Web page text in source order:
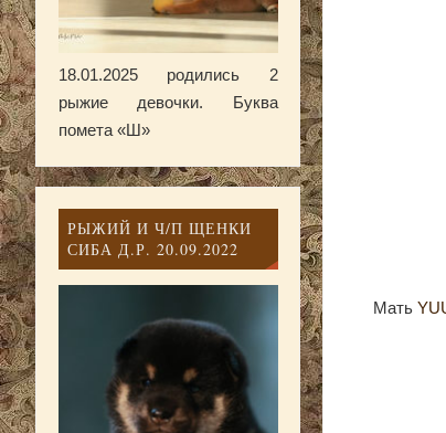
Мать
18.01.2025 родились 2
рыжие девочки. Буква
помета «Ш»
РЫЖИЙ И Ч/П ЩЕНКИ
СИБА Д.Р. 20.09.2022